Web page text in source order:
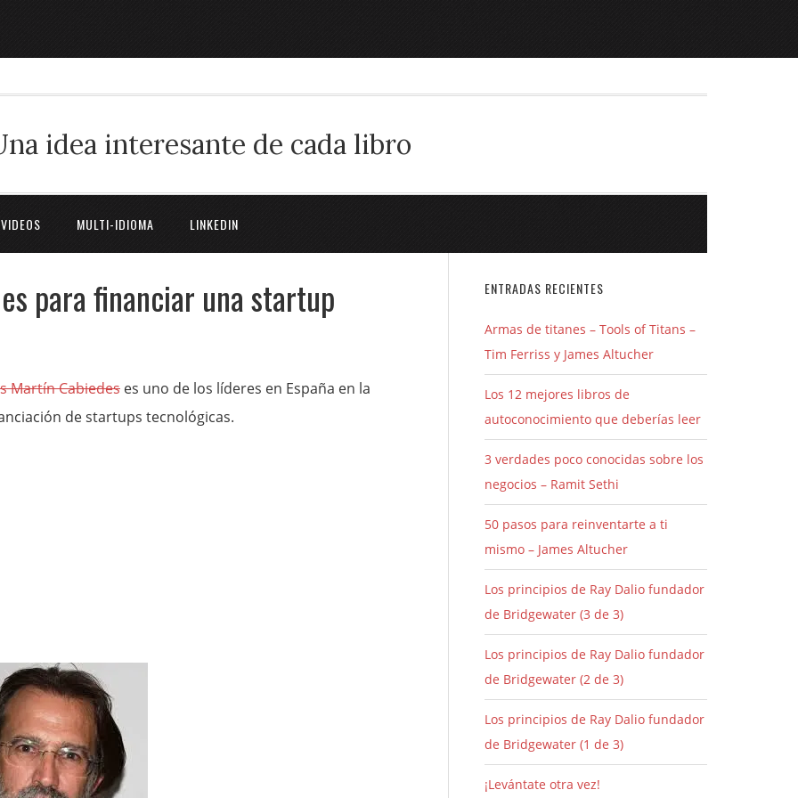
idea interesante de cada libro
MULTI-IDIOMA LINKEDIN
para financiar una startup
Martín Cabiedes es uno de los líderes en España en la
de startups tecnológicas.
ENTRADAS RECIENTES
Armas de titanes – Tools of Titans –
Tim Ferriss y James Altucher
Los 12 mejores libros de
autoconocimiento que deberías leer
3 verdades poco conocidas sobre los
negocios – Ramit Sethi
50 pasos para reinventarte a ti
mismo – James Altucher
Los principios de Ray Dalio fundador
de Bridgewater (3 de 3)
Los principios de Ray Dalio fundador
de Bridgewater (2 de 3)
Los principios de Ray Dalio fundador
de Bridgewater (1 de 3)
¡Levántate otra vez!